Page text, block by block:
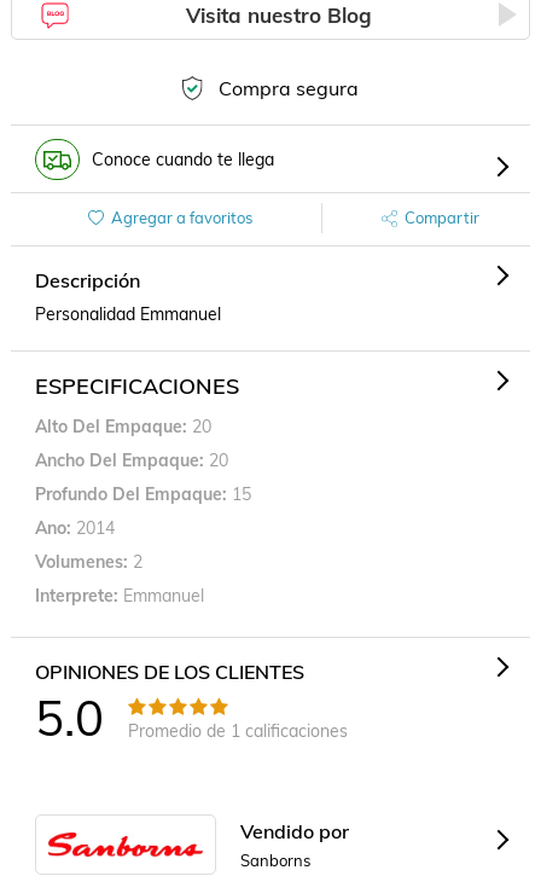
Visita nuestro Blog
Compra segura
Conoce cuando te llega
Agregar a favoritos Compartir
Descripción
Personalidad Emmanuel
ESPECIFICACIONES
Alto Del Empaque 20
Ancho Del Empaque 20
Profundo Del Empaque
15
Ano 2014
Volumenes 2
Interprete Emmanuel
OPINIONES DE LOS CLIENTES
5.0 Promedio de 1 calificaciones
Vendido por
Sanborns